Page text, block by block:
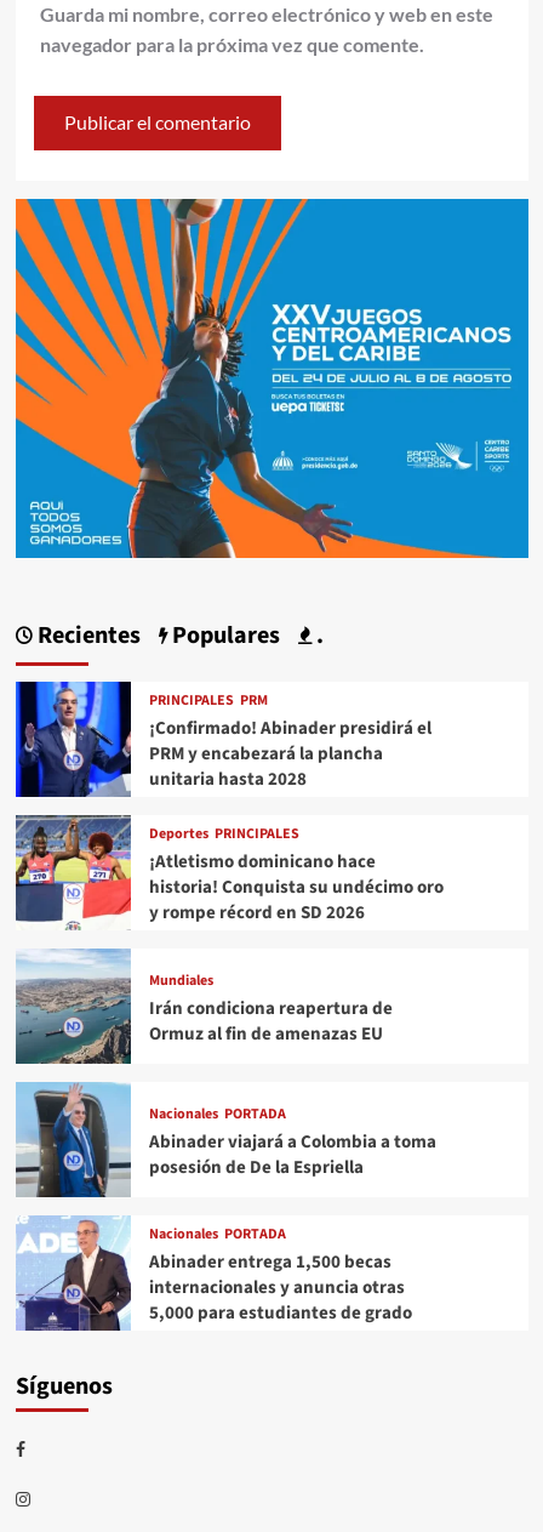
Guarda mi nombre, correo electrónico y web en este
navegador para la próxima vez que comente.
Recientes Populares .
PRINCIPALES PRM
¡Confirmado! Abinader presidirá el
PRM y encabezará la plancha
unitaria hasta 2028
Deportes PRINCIPALES
¡Atletismo dominicano hace
historia! Conquista su undécimo oro
y rompe récord en SD 2026
Mundiales
Irán condiciona reapertura de
Ormuz al fin de amenazas EU
Nacionales PORTADA
Abinader viajará a Colombia a toma
posesión de De la Espriella
Nacionales PORTADA
Abinader entrega 1,500 becas
internacionales y anuncia otras
5,000 para estudiantes de grado
Síguenos